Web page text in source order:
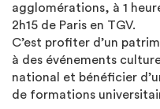
agglomérations, à 1
2h15 de Paris en TGV.
C’est profiter d’un
à des événements
national et bénéficier
de formations